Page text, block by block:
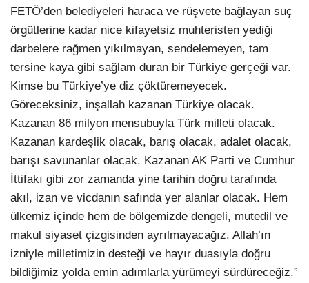
FETÖ’den belediyeleri haraca ve rüşvete bağlayan suç
örgütlerine kadar nice kifayetsiz muhteristen yediği
darbelere rağmen yıkılmayan, sendelemeyen, tam
tersine kaya gibi sağlam duran bir Türkiye gerçeği var.
Kimse bu Türkiye’ye diz çöktüremeyecek.
Göreceksiniz, inşallah kazanan Türkiye olacak.
Kazanan 86 milyon mensubuyla Türk milleti olacak.
Kazanan kardeşlik olacak, barış olacak, adalet olacak,
barışı savunanlar olacak. Kazanan AK Parti ve Cumhur
İttifakı gibi zor zamanda yine tarihin doğru tarafında
akıl, izan ve vicdanın safında yer alanlar olacak. Hem
ülkemiz içinde hem de bölgemizde dengeli, mutedil ve
makul siyaset çizgisinden ayrılmayacağız. Allah’ın
izniyle milletimizin desteği ve hayır duasıyla doğru
bildiğimiz yolda emin adımlarla yürümeyi sürdüreceğiz.”